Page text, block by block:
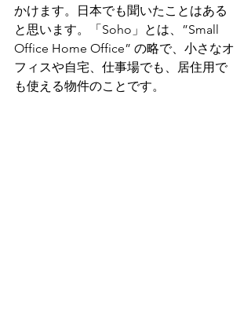
かけます。日本でも聞いたことはある
と思います。「Soho」とは、”Small
Office Home Office” の略で、小さなオ
フィスや自宅、仕事場でも、居住用で
も使える物件のことです。